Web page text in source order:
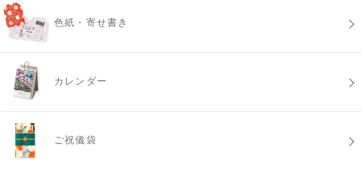
色紙・寄せ書き
カレンダー
ご祝儀袋